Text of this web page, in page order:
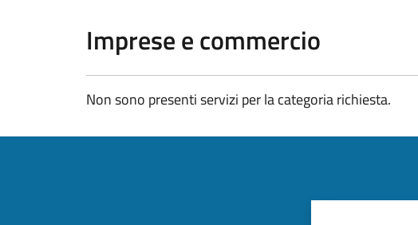
Imprese e commercio
Non sono presenti servizi per la categoria richiesta.